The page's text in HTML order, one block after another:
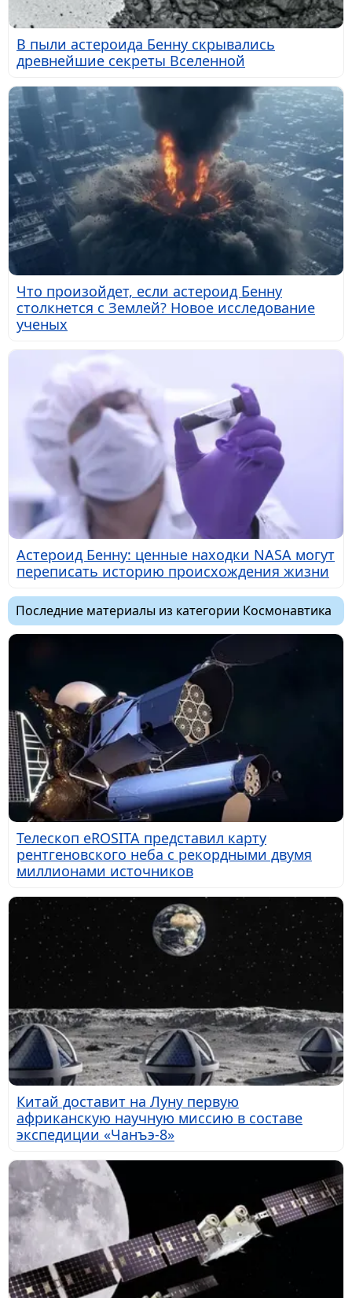
В пыли астероида Бенну скрывались
древнейшие секреты Вселенной
Что произойдет, если астероид Бенну
столкнется с Землей? Новое исследование
ученых
Астероид Бенну: ценные находки NASA могут
переписать историю происхождения жизни
Последние материалы из категории Космонавтика
Телескоп eROSITA представил карту
рентгеновского неба с рекордными двумя
миллионами источников
Китай доставит на Луну первую
африканскую научную миссию в составе
экспедиции «Чанъэ-8»